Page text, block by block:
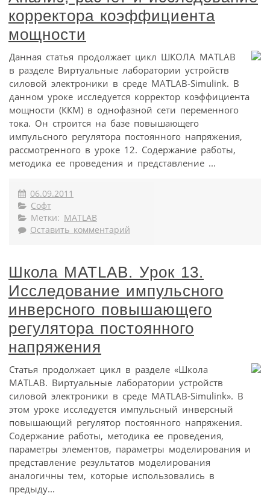
корректора коэффициента
мощности
Данная статья продолжает цикл ШКОЛА МATLAB
в разделе Виртуальные лаборатории устройств
силовой электроники в среде MATLAB-Simulink. В
данном уроке исследуется корректор коэффициента
мощности (ККМ) в однофазной сети переменного
тока. Он строится на базе повышающего
импульсного регулятора постоянного напряжения,
рассмотренного в уроке 12. Содержание работы,
методика ее проведения и представление ...
06.09.2011
Софт
Метки: MATLAB
Оставить комментарий
Школа MATLAB. Урок 13.
Исследование импульсного
инверсного повышающего
регулятора постоянного
напряжения
Статья продолжает цикл в разделе «Школа
МATLAB. Виртуальные лаборатории устройств
силовой электроники в среде MATLAB-Simulink». В
этом уроке исследуется импульсный инверсный
повышающий регулятор постоянного напряжения.
Содержание работы, методика ее проведения,
параметры элементов, параметры моделирования и
представление результатов моделирования
аналогичны тем, которые использовались в
предыду...